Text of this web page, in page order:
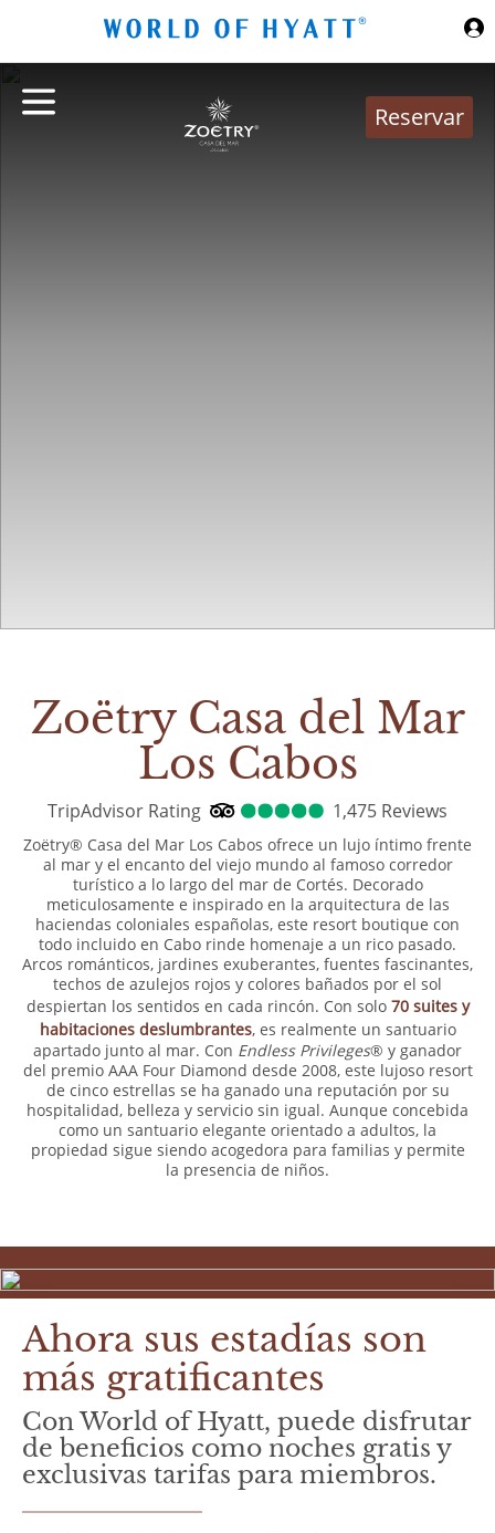
Reservar
Zoëtry Casa del Mar
Los Cabos
TripAdvisor Rating 1,475 Reviews
5.0TripAdvisor Rating1475
Zoëtry® Casa del Mar Los Cabos ofrece un lujo íntimo frente
al mar y el encanto del viejo mundo al famoso corredor
turístico a lo largo del mar de Cortés. Decorado
meticulosamente e inspirado en la arquitectura de las
haciendas coloniales españolas, este resort boutique con
todo incluido en Cabo rinde homenaje a un rico pasado.
Arcos románticos, jardines exuberantes, fuentes fascinantes,
techos de azulejos rojos y colores bañados por el sol
despiertan los sentidos en cada rincón. Con solo 70 suites y
habitaciones deslumbrantes, es realmente un santuario
apartado junto al mar. Con Endless Privileges® y ganador
del premio AAA Four Diamond desde 2008, este lujoso resort
de cinco estrellas se ha ganado una reputación por su
hospitalidad, belleza y servicio sin igual. Aunque concebida
como un santuario elegante orientado a adultos, la
propiedad sigue siendo acogedora para familias y permite
la presencia de niños.
Ahora sus estadías son
más gratificantes
Con World of Hyatt, puede disfrutar
de beneficios como noches gratis y
exclusivas tarifas para miembros.